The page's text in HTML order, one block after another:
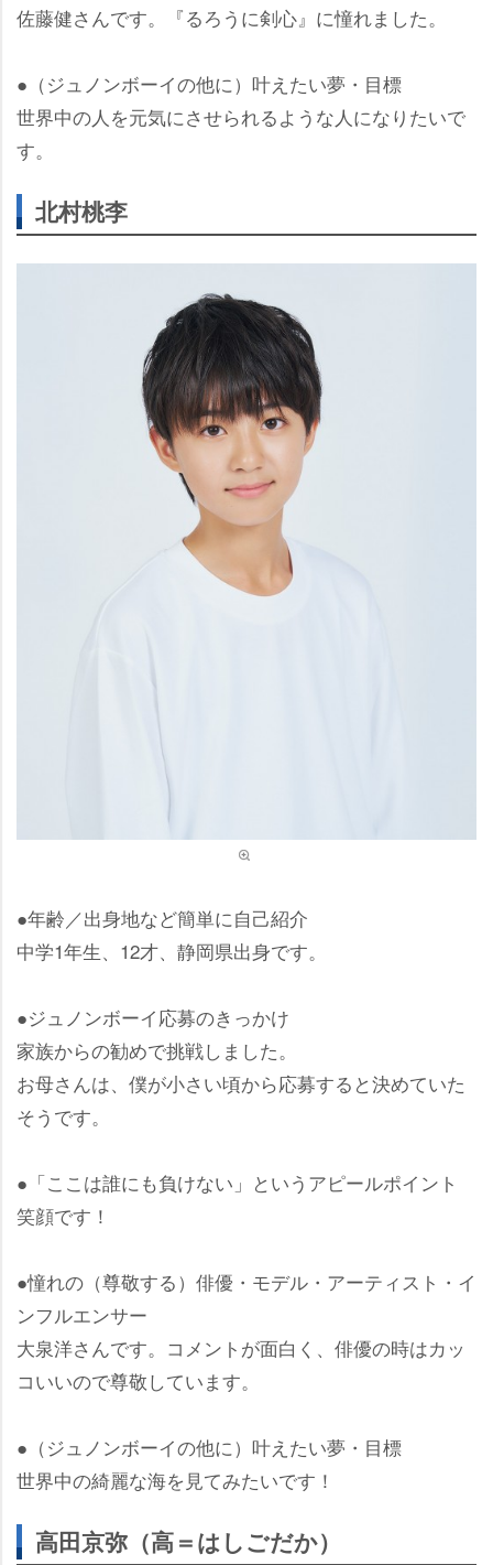
佐藤健さんです。『るろうに剣心』に憧れました。
●（ジュノンボーイの他に）叶えたい夢・目標
世界中の人を元気にさせられるような人になりたいで
す。
北村桃李
●年齢／出身地など簡単に自己紹介
中学1年生、12才、静岡県出身です。
●ジュノンボーイ応募のきっかけ
家族からの勧めで挑戦しました。
お母さんは、僕が小さい頃から応募すると決めていた
そうです。
●「ここは誰にも負けない」というアピールポイント
笑顔です！
●憧れの（尊敬する）俳優・モデル・アーティスト・イ
ンフルエンサー
大泉洋さんです。コメントが面白く、俳優の時はカッ
コいいので尊敬しています。
●（ジュノンボーイの他に）叶えたい夢・目標
世界中の綺麗な海を見てみたいです！
高田京弥（高＝はしごだか）